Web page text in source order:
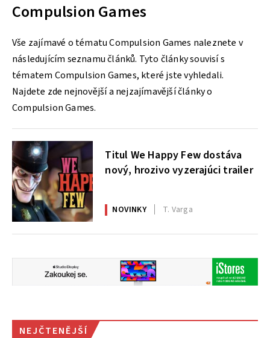
Compulsion Games
Vše zajímavé o tématu Compulsion Games naleznete v
následujícím seznamu článků. Tyto články souvisí s
tématem Compulsion Games, které jste vyhledali.
Najdete zde nejnovější a nejzajímavější články o
Compulsion Games.
Titul We Happy Few dostáva
nový, hrozivo vyzerajúci trailer
NOVINKY T. Varga
NEJČTENĚJŠÍ